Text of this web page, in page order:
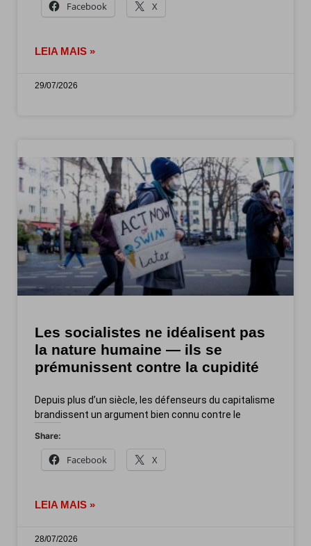
Facebook X
LEIA MAIS »
29/07/2026
Les socialistes ne idéalisent pas
la nature humaine — ils se
prémunissent contre la cupidité
Depuis plus d’un siècle, les défenseurs du capitalisme
brandissent un argument bien connu contre le
Share:
Facebook X
LEIA MAIS »
28/07/2026